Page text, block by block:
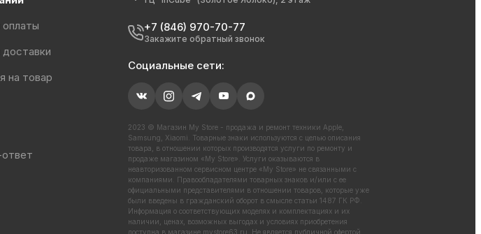
оплаты
доставки
на товар
+7 (846) 970-70-77
Закажите обратный звонок
Социальные сети:
2023 © Магазин My Store - продажа и ремонт техники Apple,
Samsung, Xiaomi. Товарные знаки используются с целью описания
товара, в отношении которых производятся услуги по ремонту и
продаже магазином «My Store». Услуги оказываются в
неавторизованном сервисном центре «My Store» не связанными с
компаниями. Правообладателями товарных знаков и/или с ее
официальными представителями в отношении товаров, которые уже
были введены в гражданский оборот в смысле статьи 1487 ГК РФ.
Информация о соответствующих моделях и комплектациях и их
наличии, ценах, возможных выгодах и условиях приобретения
доступна в магазине mystore63.ru . Не является публичной офертой.